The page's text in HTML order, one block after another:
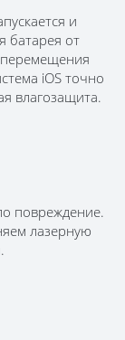
и
батарея от
iOS точно
влагозащита.
повреждение.
лазерную